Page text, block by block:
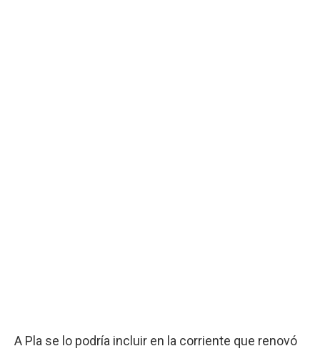
A Pla se lo podría incluir en la corriente que renovó